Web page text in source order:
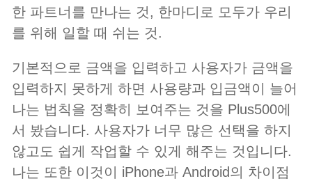
한 파트너를 만나는 것, 한마디로 모두가 우리
를 위해 일할 때 쉬는 것.
기본적으로 금액을 입력하고 사용자가 금액을
입력하지 못하게 하면 사용량과 입금액이 늘어
나는 법칙을 정확히 보여주는 것을 Plus500에
서 봤습니다. 사용자가 너무 많은 선택을 하지
않고도 쉽게 작업할 수 있게 해주는 것입니다.
나는 또한 이것이 iPhone과 Android의 차이점